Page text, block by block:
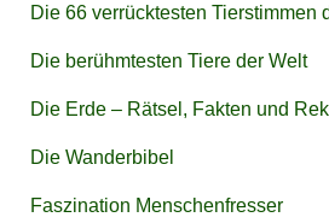
Die 66 verrücktesten Tierstimmen
Die berühmtesten Tiere der Welt
Die Erde – Rätsel, Fakten und
Die Wanderbibel
Faszination Menschenfresser